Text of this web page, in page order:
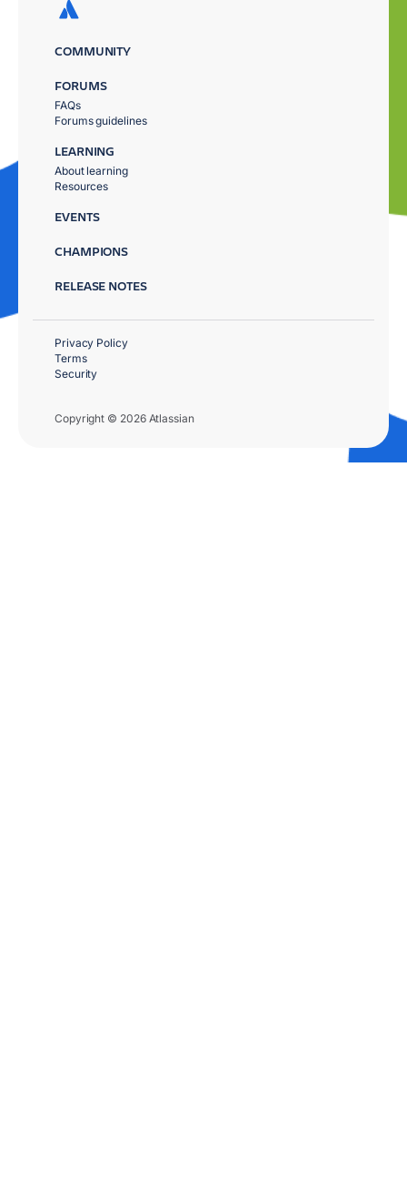
COMMUNITY
FORUMS
FAQs
Forums guidelines
LEARNING
About learning
Resources
EVENTS
CHAMPIONS
RELEASE NOTES
Copyright © 2026 Atlassian
Privacy Policy
Terms
Security